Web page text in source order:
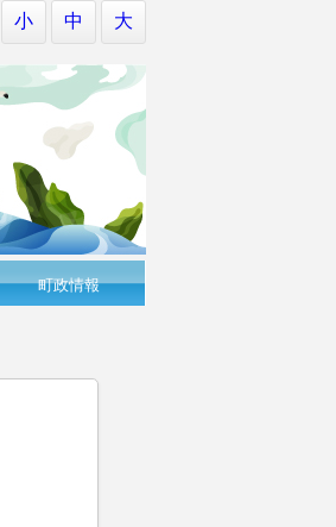
小 中 大
町政情報